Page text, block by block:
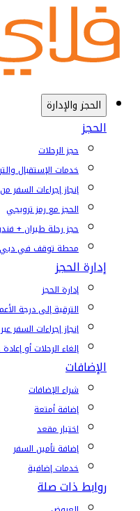
الحجز والإدارة
الحجز
حجز الرحلات
خدمات الإستقبال
إنجاز إجراءات السفر
الحجز مع رمز ترويجي
حجز رحلة طيران +
محطة توقف في دبي
إدارة الحجز
إدارة الحجز
الترقية إلى درجة
إنجاز إجراءات السفر
إلغاء الرحلات أو
الإضافات
شراء الإضافات
إضافة أمتعة
اختيار مقعد
إضافة تأمين السفر
خدمات إضافية
روابط ذات صلة